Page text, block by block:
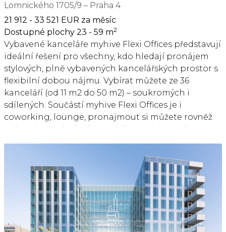
jste metrem do 15 min. Sousedící D1 zajišťuje
skvělou dopravní dostupnost automobilem všemi
směry jak do centra metropole, tak na ostatní
dopravní tepny. Parking pro hosty areálu jsou
zajištěna v podzemních garážích. Pronájem
pracovního místa v coworkingu od 5000 Kč/měsíc.
Pronájem kanceláře od 8000 Kč/osoba/měsíc. Pro
aktuální nabídku nebo pro větší prostory nás
prosím kontaktujte.
Lomnického 1705/9 – Praha 4
21 912 - 33 521 EUR za měsíc
Dostupné plochy 23 - 59 m2
Vybavené kanceláře myhive Flexi Offices představují
ideální řešení pro všechny, kdo hledají pronájem
stylových, plně vybavených kancelářských prostor s
flexibilní dobou nájmu. Vybírat můžete ze 36
kanceláří (od 11 m2 do 50 m2) – soukromých i
sdílených. Součástí myhive Flexi Offices je i
coworking, lounge, pronajmout si můžete rovněž
zařízené zasedací místnosti. Samozřejmostí je i
pestrá nabídka služeb pro vaši maximální
efektivitu: vysokorychlostní WiFi, chytré tiskárny,
podpora recepce, IT servis či právní poradenství. To
vše v moderní administrativní budově Pankrác
House, jejíž součástí je garážové parkování,
restaurace, kavárna, konferenční prostory, cvičební
sál pro nájemce, místnosti pro jízdní kola a sprchy.
Kanceláře myhive Flexi Offices vynikají také svým